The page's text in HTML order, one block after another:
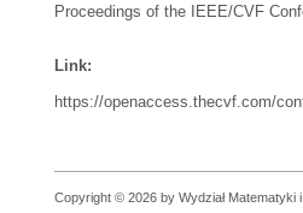
Proceedings of the IEEE/CVF
Link:
https://openaccess.thecvf.com/
Copyright © 2026 by Wydział